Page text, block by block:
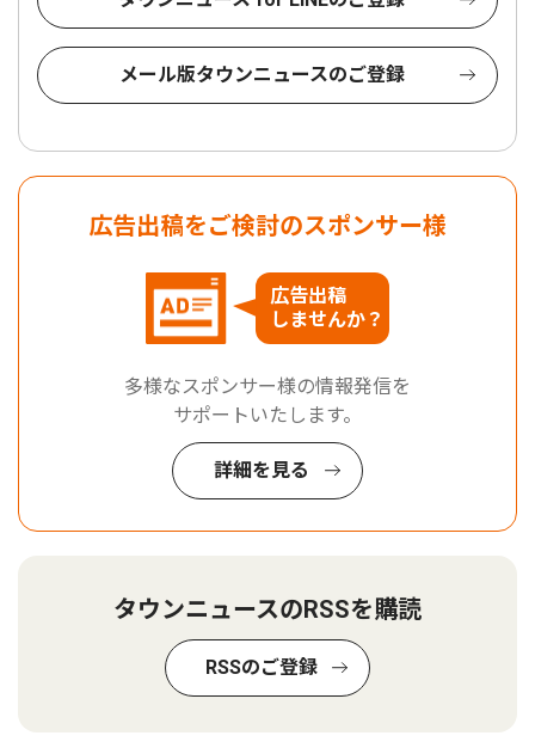
メール版タウンニュースのご登録
広告出稿をご検討のスポンサー様
広告出稿
しませんか？
多様なスポンサー様の情報発信を
サポートいたします。
詳細を見る
タウンニュースのRSSを購読
RSSのご登録